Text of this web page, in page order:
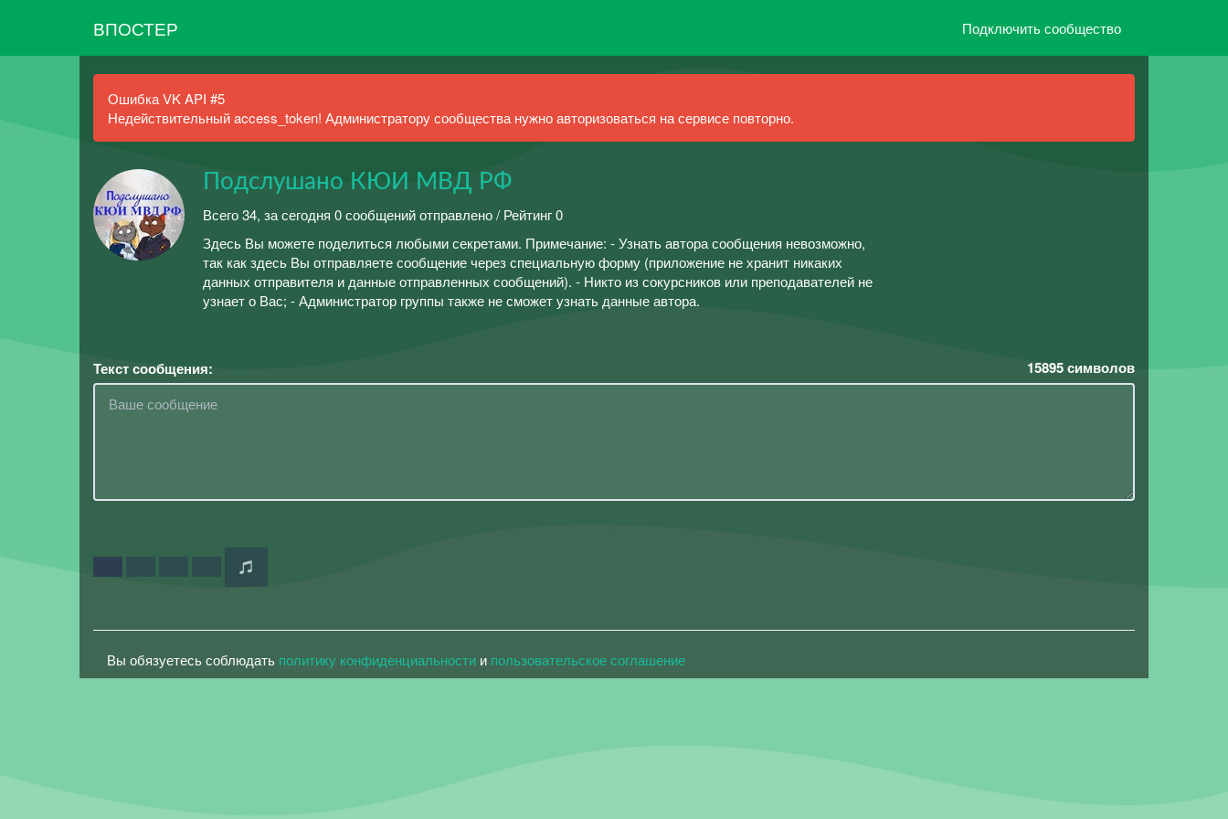
ВПОСТЕР Подключить сообщество
Ошибка VK API #5
Недействительный access_token! Администратору сообщества нужно авторизоваться на сервисе повторно.
Подслушано КЮИ МВД РФ
Всего 34, за сегодня 0 сообщений отправлено / Рейтинг 0
Здесь Вы можете поделиться любыми секретами. Примечание: - Узнать автора сообщения невозможно,
так как здесь Вы отправляете сообщение через специальную форму (приложение не хранит никаких
данных отправителя и данные отправленных сообщений). - Никто из сокурсников или преподавателей не
узнает о Вас; - Администратор группы также не сможет узнать данные автора.
Текст сообщения: 15895символов
Вы обязуетесь соблюдать политику конфиденциальности и пользовательское соглашение